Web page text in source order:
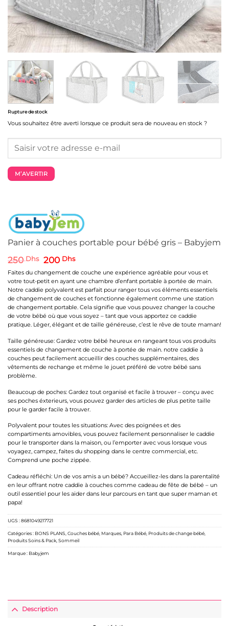
Panier à couches portable pour bébé gris – Babyjem
250Dhs Le
initial
était :
250 Dhs.
200 DhsLe
prix
actuel
est :
200 Dhs.
Faites du changement de couche une expérience agréable pour vous et
votre tout-petit en ayant une chambre d’enfant portable à portée de main.
Notre caddie polyvalent est parfait pour ranger tous vos éléments essentiels
de changement de couches et fonctionne également comme une station
de changement portable. Cela signifie que vous pouvez changer la couche
de votre bébé où que vous soyez – tant que vous apportez ce caddie
pratique. Léger, élégant et de taille généreuse, c’est le rêve de toute maman!
Taille généreuse: Gardez votre bébé heureux en rangeant tous vos produits
essentiels de changement de couche à portée de main. notre caddie à
couches peut facilement accueillir des couches supplémentaires, des
vêtements de rechange et même le jouet préféré de votre bébé sans
problème.
Beaucoup de poches: Gardez tout organisé et facile à trouver – conçu avec
ses poches éxterieurs, vous pouvez garder des articles de plus petite taille
pour le garder facile à trouver.
Polyvalent pour toutes les situations: Avec des poignées et des
compartiments amovibles, vous pouvez facilement personnaliser le caddie
pour le transporter dans la maison, ou l’emporter avec vous lorsque vous
voyagez, campez, faites du shopping dans le centre commercial, etc.
Comprend une poche zippée.
Cadeau réfléchi: Un de vos amis a un bébé? Accueillez-les dans la parentalité
en leur offrant notre caddie à couches comme cadeau de fête de bébé – un
outil essentiel pour les aider dans leur parcours en tant que super maman et
papa!
Rupture de stock
Vous souhaitez être averti lorsque ce produit sera de nouveau en stock ?
M’AVERTIR
UGS :8681049217721
Catégories : BONS PLANS Couches bébé Marques Para Bébé Produits de change bébé
Produits Soins & Pack Sommeil
Marque : Babyjem
Description